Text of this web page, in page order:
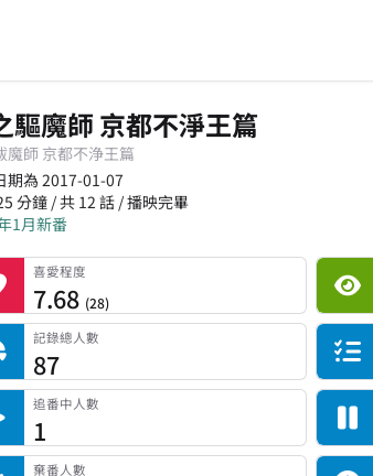
驅魔師 京都不淨王篇
魔師 京都不浄王篇
期為 2017-01-07
分鐘 / 共 12 話 / 播映完畢
1月新番
喜愛程度
7.68 (28)
積觀看次數
人數
記錄總人數
87
人數
追番中人數
1
斷人數
棄番人數
看人數